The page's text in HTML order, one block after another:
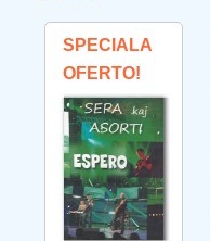
SPECIALA
OFERTO!